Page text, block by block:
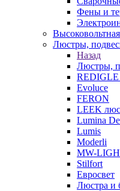
Фены и
Люстры,
Назад
Люстры,
REDIGLE
Evoluce
FERON
LEEK
Lumina
Lumis
Moderli
MW-
Stilfort
Евросвет
Люстра